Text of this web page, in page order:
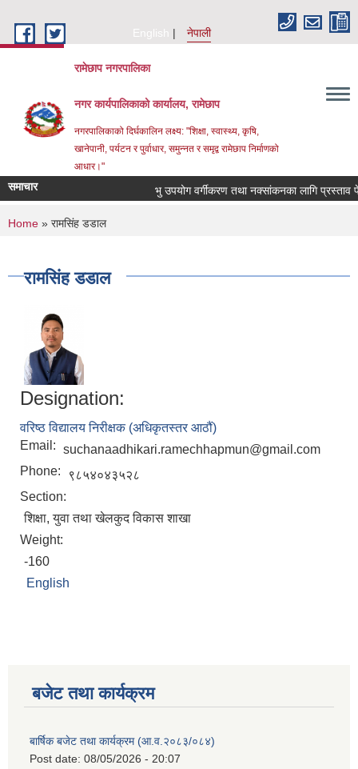
English
नेपाली
रामेछाप नगरपालिका
नगर कार्यपालिकाको कार्यालय, रामेछाप
नगरपालिकाको दिर्घकालिन लक्ष्य: "शिक्षा, स्वास्थ्य, कृषि,
खानेपानी, पर्यटन र पुर्वाधार, समुन्नत र समृद्व रामेछाप निर्माणको
आधार।"
समाचार भु उपयोग वर्गीकरण तथा नक्सांकनका लागि प्रस्ताव पेश
You are here
Home » रामसिंह डडाल
रामसिंह डडाल
Designation:
वरिष्ठ विद्यालय निरीक्षक (अधिकृतस्तर आठौं)
Email: suchanaadhikari.ramechhapmun@gmail.com
Phone:
९८५४०४३५२८
Section:
शिक्षा, युवा तथा खेलकुद विकास शाखा
Weight:
-160
English
बजेट तथा कार्यक्रम
बार्षिक बजेट तथा कार्यक्रम (आ.व.२०८३/०८४)
Post date: 08/05/2026 - 20:07